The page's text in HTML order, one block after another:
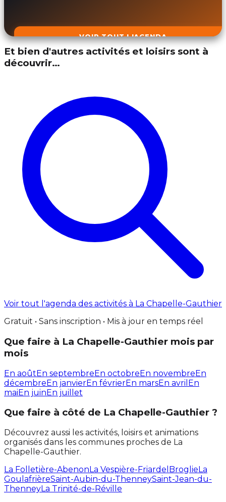
VOIR TOUT L'AGENDA
Et bien d'autres activités et loisirs sont à
découvrir…
Voir tout l'agenda des activités à La Chapelle-Gauthier
Gratuit • Sans inscription • Mis à jour en temps réel
Que faire à La Chapelle-Gauthier mois par
mois
En aoûtEn septembreEn octobreEn novembreEn
décembreEn janvierEn févrierEn marsEn avril En
maiEn juinEn juillet
Que faire à côté de La Chapelle-Gauthier ?
Découvrez aussi les activités, loisirs et animations
organisés dans les communes proches de La
Chapelle-Gauthier.
La Folletière-AbenonLa Vespière-Friardel BroglieLa
GoulafrièreSaint-Aubin-du-ThenneySaint-Jean-du-
ThenneyLa Trinité-de-Réville